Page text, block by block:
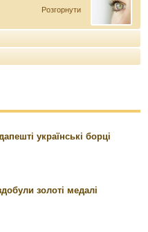
Розгорнути
українські борці
золоті медалі